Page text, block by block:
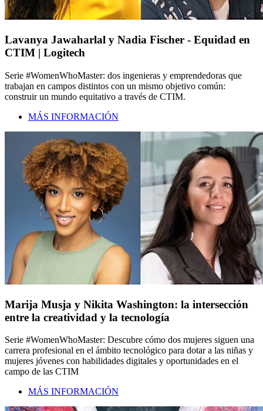
Lavanya Jawaharlal y Nadia Fischer - Equidad en
CTIM | Logitech
Serie #WomenWhoMaster: dos ingenieras y emprendedoras que
trabajan en campos distintos con un mismo objetivo común:
construir un mundo equitativo a través de CTIM.
MÁS INFORMACIÓN
Marija Musja y Nikita Washington: la intersección
entre la creatividad y la tecnología
Serie #WomenWhoMaster: Descubre cómo dos mujeres siguen una
carrera profesional en el ámbito tecnológico para dotar a las niñas y
mujeres jóvenes con habilidades digitales y oportunidades en el
campo de las CTIM
MÁS INFORMACIÓN